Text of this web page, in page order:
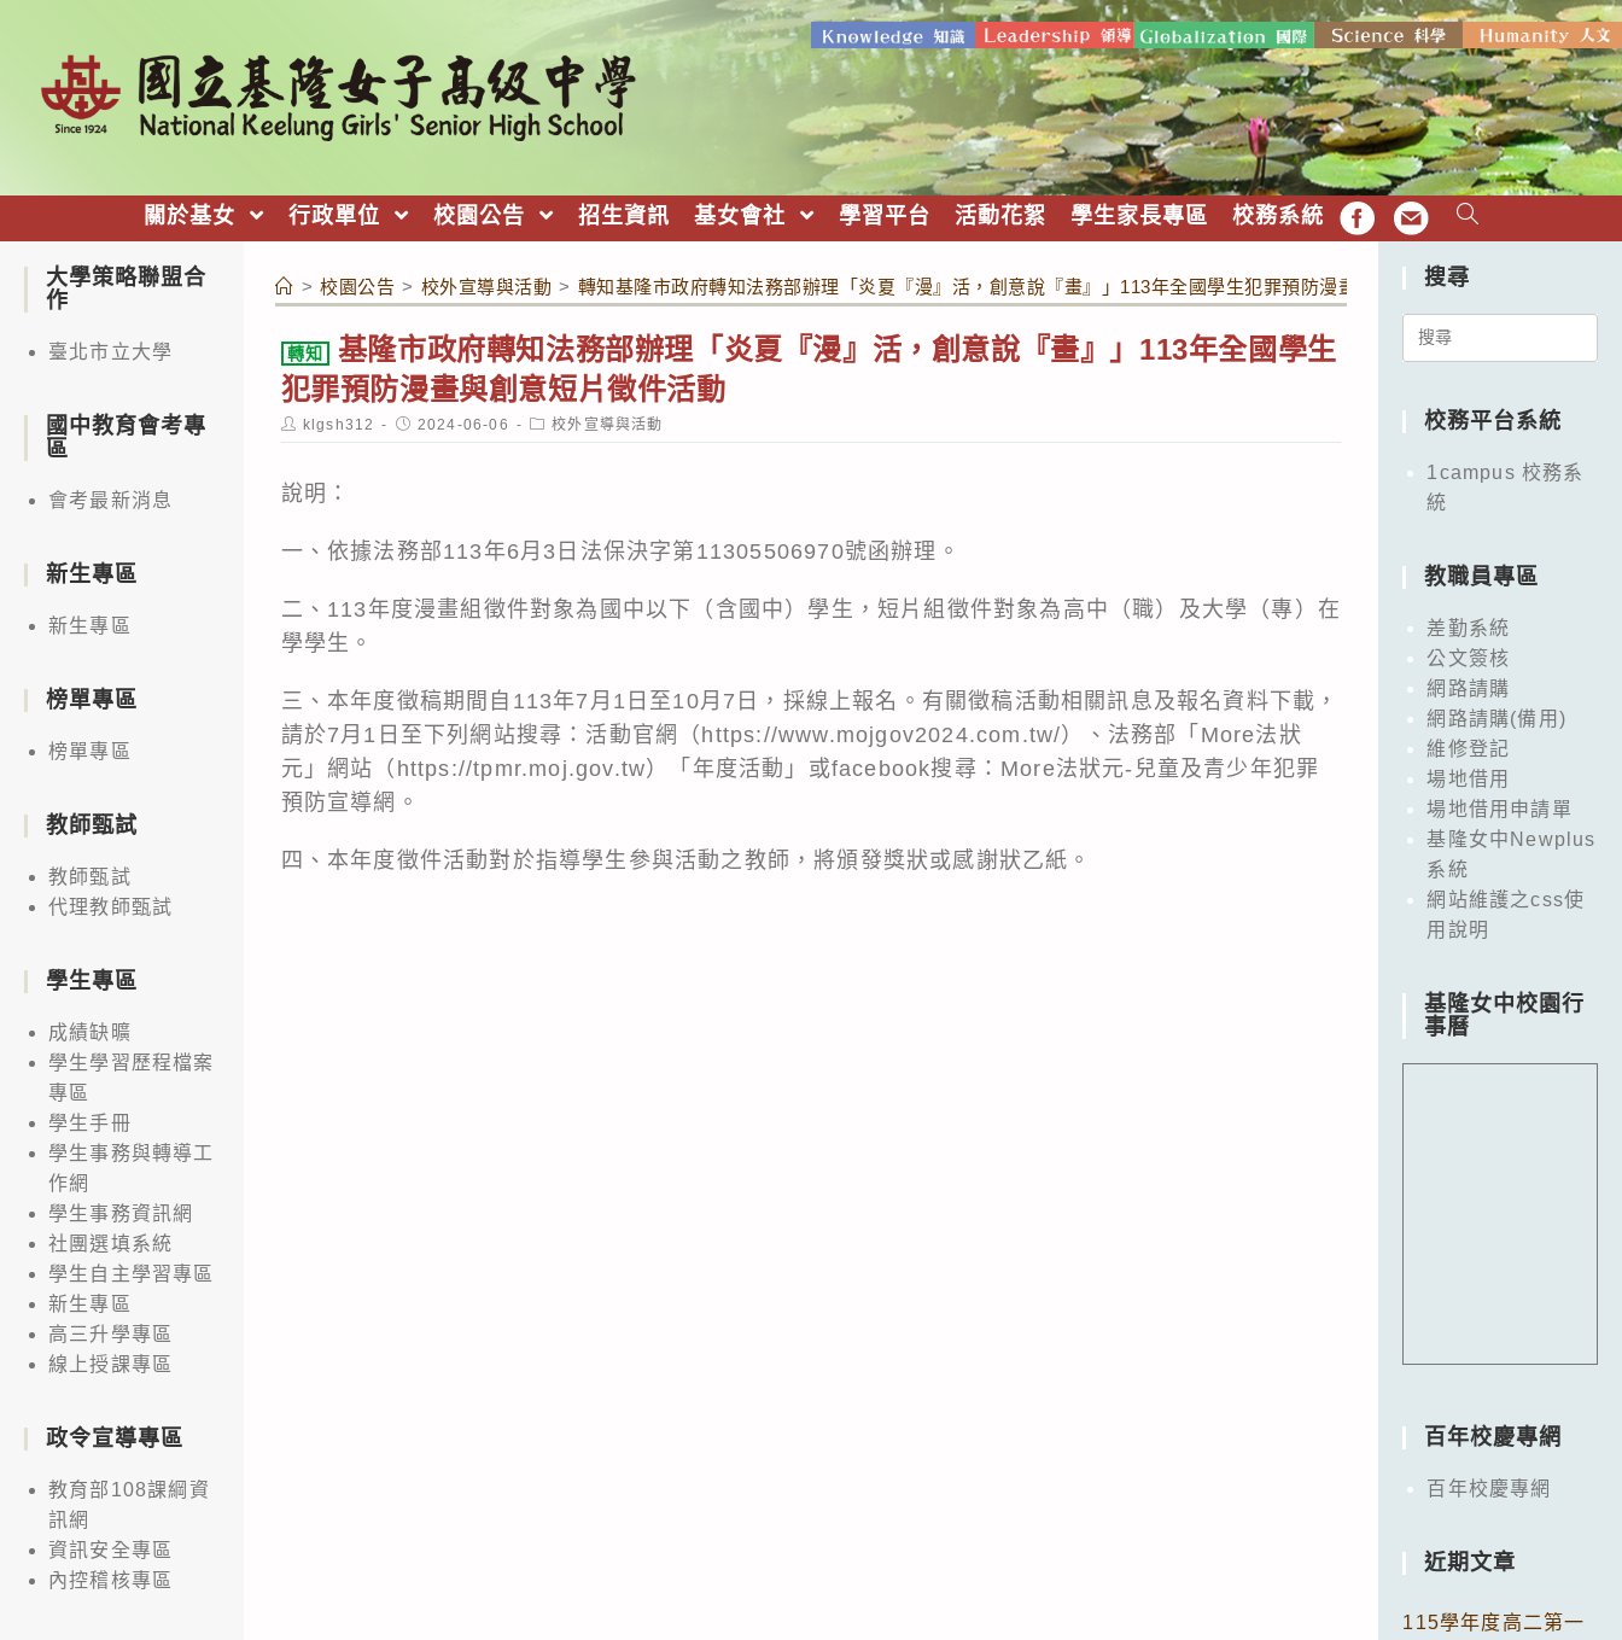
關於基女 行政單位 校園公告 招生資訊 基女會社 學習平台 活動花絮 學生家長專區 校務系統 FB EMAIL
> 校園公告 > 校外宣導與活動 > 轉知基隆市政府轉知法務部辦理「炎夏『漫』活，創意說『畫』」113年全國學生犯罪預防漫畫與創意短片徵件活動
轉知
基隆市政府轉知法務部辦理「炎夏『漫』活，創意說『畫』」113年全國學生
犯罪預防漫畫與創意短片徵件活動
Post
author:
klgsh312
Post
published:
2024-06-06
Post
category:
校外宣導與活動
說明：
一、依據法務部113年6月3日法保決字第11305506970號函辦理。
二、113年度漫畫組徵件對象為國中以下（含國中）學生，短片組徵件對象為高中（職）及大學（專）在
學學生。
三、本年度徵稿期間自113年7月1日至10月7日，採線上報名。有關徵稿活動相關訊息及報名資料下載，
請於7月1日至下列網站搜尋：活動官網（https://www.mojgov2024.com.tw/）、法務部「More法狀
元」網站（https://tpmr.moj.gov.tw）「年度活動」或facebook搜尋：More法狀元-兒童及青少年犯罪
預防宣導網。
四、本年度徵件活動對於指導學生參與活動之教師，將頒發獎狀或感謝狀乙紙。
大學策略聯盟合
作
臺北市立大學
國中教育會考專
區
會考最新消息
新生專區
新生專區
榜單專區
榜單專區
教師甄試
教師甄試
代理教師甄試
學生專區
成績缺曠
學生學習歷程檔案
專區
學生手冊
學生事務與轉導工
作網
學生事務資訊網
社團選填系統
學生自主學習專區
新生專區
高三升學專區
線上授課專區
政令宣導專區
教育部108課綱資
訊網
資訊安全專區
內控稽核專區
搜尋
Search
校務平台系統
1campus 校務系
統
教職員專區
差勤系統
公文簽核
網路請購
網路請購(備用)
維修登記
場地借用
場地借用申請單
基隆女中Newplus
系統
網站維護之css使
用說明
基隆女中校園行
事曆
百年校慶專網
百年校慶專網
近期文章
115學年度高二第一